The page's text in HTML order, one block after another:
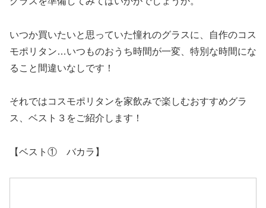
いつか買いたいと思っていた憧れのグラスに、自作のコス
モポリタン…いつものおうち時間が一変、特別な時間にな
ること間違いなしです！
それではコスモポリタンを家飲みで楽しむおすすめグラ
ス、ベスト３をご紹介します！
【ベスト① バカラ】